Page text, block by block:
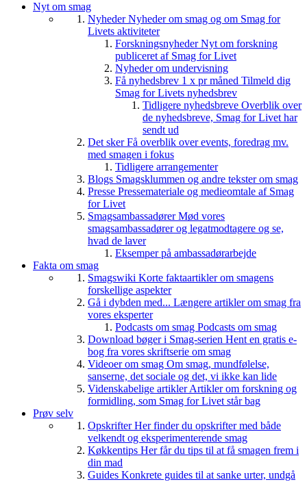
Nyt om smag
NyhederNyheder om smag og om Smag for
Livets aktiviteter
ForskningsnyhederNyt om forskning
publiceret af Smag for Livet
Nyheder om undervisning
Få nyhedsbrev 1 x pr måned Tilmeld dig
Smag for Livets nyhedsbrev
Tidligere nyhedsbreve Overblik over
de nyhedsbreve, Smag for Livet har
sendt ud
Det skerFå overblik over events, foredrag mv.
med smagen i fokus
Tidligere arrangementer
Blogs Smagsklummen og andre tekster om smag
Presse Pressemateriale og medieomtale af Smag
for Livet
SmagsambassadørerMød vores
smagsambassadører og legatmodtagere og se,
hvad de laver
Eksemper på ambassadørarbejde
Fakta om smag
Smagswiki Korte faktaartikler om smagens
forskellige aspekter
Gå i dybden med... Længere artikler om smag fra
vores eksperter
Podcasts om smag Podcasts om smag
Download bøger i Smag-serien Hent en gratis e-
bog fra vores skriftserie om smag
Videoer om smag Om smag, mundfølelse,
sanserne, det sociale og det, vi ikke kan lide
Videnskabelige artiklerArtikler om forskning og
formidling, som Smag for Livet står bag
Prøv selv
OpskrifterHer finder du opskrifter med både
velkendt og eksperimenterende smag
Køkkentips Her får du tips til at få smagen frem i
din mad
Guides Konkrete guides til at sanke urter, undgå